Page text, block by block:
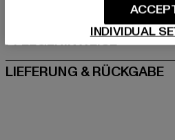
GRÖSSE & PASSFORM
PFLEGEHINWEISE
LIEFERUNG & RÜCKGABE
INDIVIDUAL